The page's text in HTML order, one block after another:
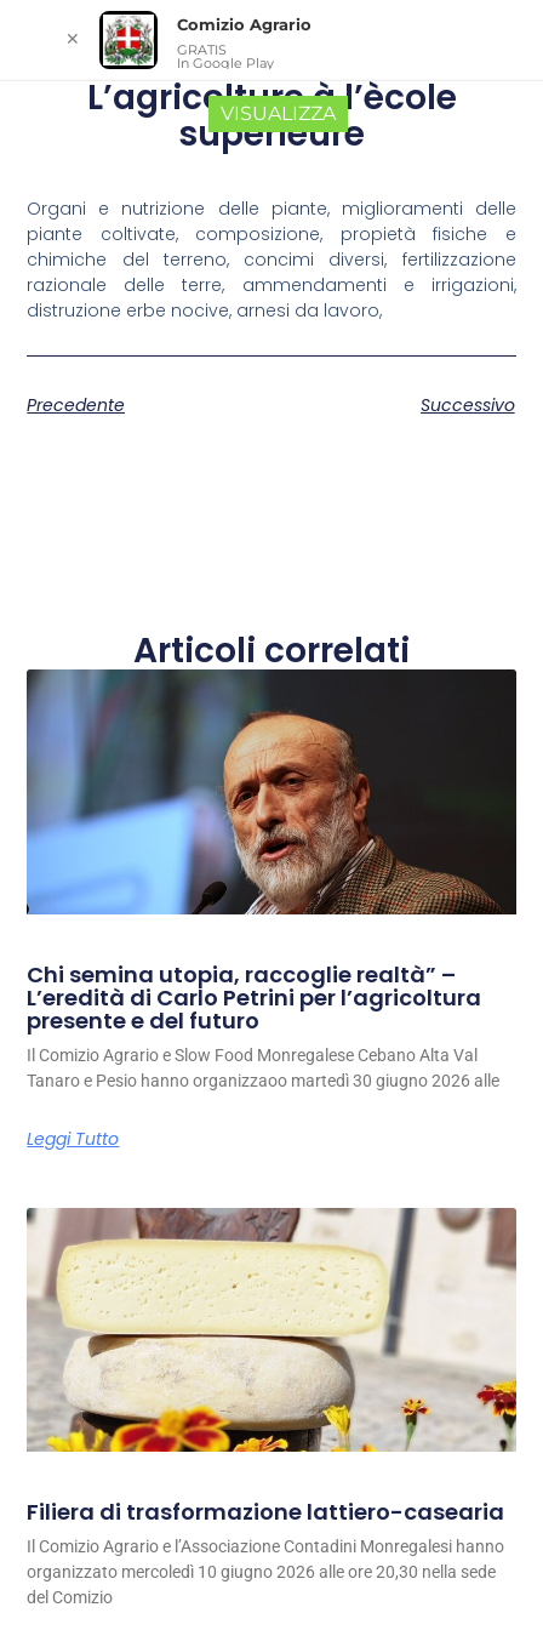
L’agricolture à l’ècole
supèrieure
Organi e nutrizione delle piante, miglioramenti delle
piante coltivate, composizione, propietà fisiche e
chimiche del terreno, concimi diversi, fertilizzazione
razionale delle terre, ammendamenti e irrigazioni,
distruzione erbe nocive, arnesi da lavoro,
Precedente Successivo
Articoli correlati
Chi semina utopia, raccoglie realtà” –
L’eredità di Carlo Petrini per l’agricoltura
presente e del futuro
Il Comizio Agrario e Slow Food Monregalese Cebano Alta Val
Tanaro e Pesio hanno organizzaoo martedì 30 giugno 2026 alle
Leggi Tutto
Filiera di trasformazione lattiero-casearia
Il Comizio Agrario e l’Associazione Contadini Monregalesi hanno
organizzato mercoledì 10 giugno 2026 alle ore 20,30 nella sede
del Comizio
✕
Comizio Agrario
GRATIS
In Google Play
VISUALIZZA